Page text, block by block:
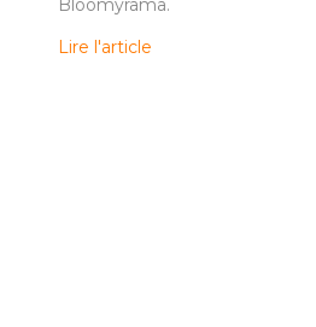
Bloomyrama.
Lire l'article